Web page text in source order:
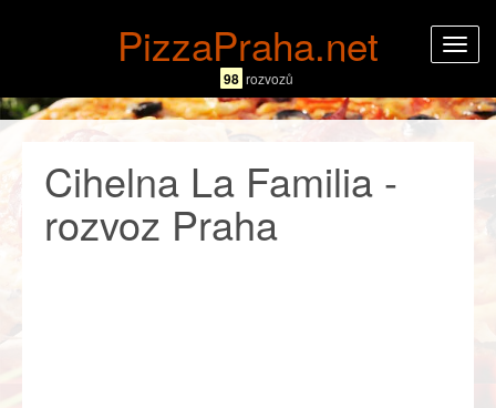
PizzaPraha.net
98 rozvozů
Cihelna La Familia -
rozvoz Praha